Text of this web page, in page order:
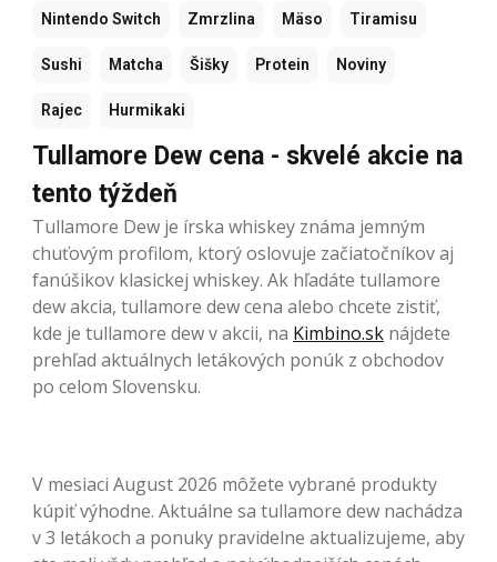
Nintendo Switch Zmrzlina Mäso Tiramisu
Sushi Matcha Šišky Protein Noviny
Rajec Hurmikaki
Tullamore Dew cena - skvelé akcie na
tento týždeň
Tullamore Dew je írska whiskey známa jemným
chuťovým profilom, ktorý oslovuje začiatočníkov aj
fanúšikov klasickej whiskey. Ak hľadáte tullamore
dew akcia, tullamore dew cena alebo chcete zistiť,
kde je tullamore dew v akcii, na Kimbino.sk nájdete
prehľad aktuálnych letákových ponúk z obchodov
po celom Slovensku.
V mesiaci August 2026 môžete vybrané produkty
kúpiť výhodne. Aktuálne sa tullamore dew nachádza
v 3 letákoch a ponuky pravidelne aktualizujeme, aby